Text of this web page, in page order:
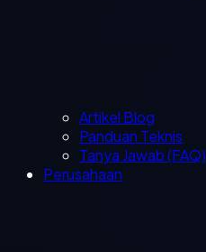
Artikel Blog
Panduan Teknis
Tanya Jawab (FAQ)
Perusahaan